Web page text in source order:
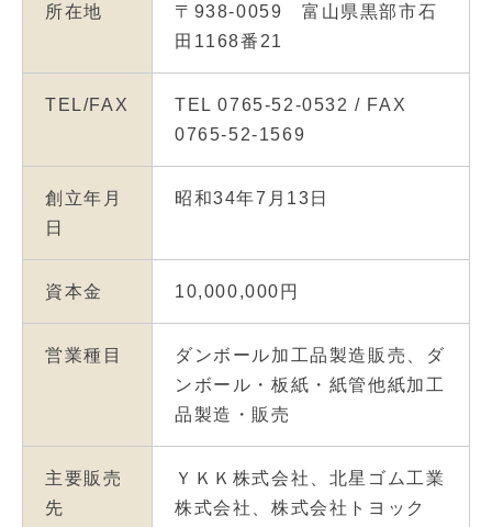
所在地
〒938-0059 富山県黒部市石
田1168番21
TEL/FAX
TEL 0765-52-0532 / FAX
0765-52-1569
創立年月
日
昭和34年7月13日
資本金 10,000,000円
営業種目
ダンボール加工品製造販売、ダ
ンボール・板紙・紙管他紙加工
品製造・販売
主要販売
先
ＹＫＫ株式会社、北星ゴム工業
株式会社、株式会社トヨック